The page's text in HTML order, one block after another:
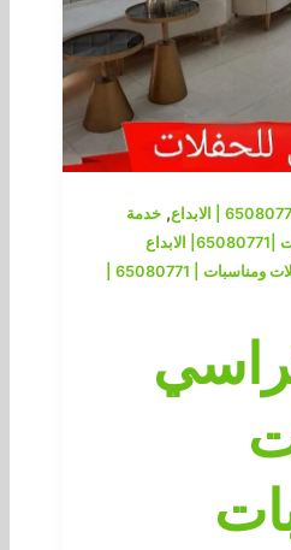
,خدمة
الضيافة العربية في الكويت |65080771| الابداع